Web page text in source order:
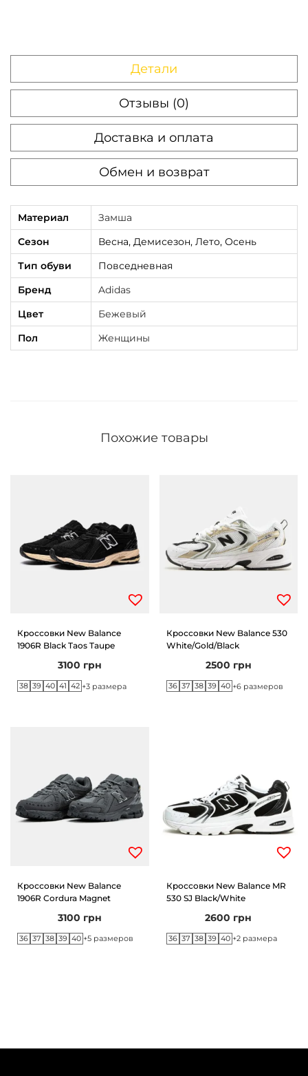
t
L
p
a
r
d
Детали
Отзывы (0)
Доставка и оплата
Обмен и возврат
Материал
Замша
Сезон
Весна, Демисезон, Лето, Осень
Тип обуви
Повседневная
Бренд
Adidas
Цвет
Бежевый
Пол
Женщины
Похожие товары
Кроссовки New Balance
1906R Black Taos Taupe
3100 грн
38 39 40 41 42 +3 размера
Кроссовки New Balance 530
White/Gold/Black
2500 грн
36 37 38 39 40 +6 размеров
Кроссовки New Balance
1906R Cordura Magnet
3100 грн
36 37 38 39 40 +5 размеров
Кроссовки New Balance MR
530 SJ Black/White
2600 грн
36 37 38 39 40 +2 размера